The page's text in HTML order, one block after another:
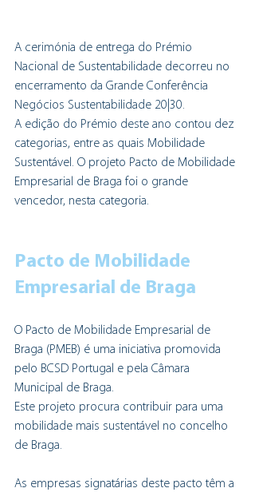
A cerimónia de entrega do Prémio
Nacional de Sustentabilidade decorreu no
encerramento da Grande Conferência
Negócios Sustentabilidade 20|30.
A edição do Prémio deste ano contou dez
categorias, entre as quais Mobilidade
Sustentável. O projeto Pacto de Mobilidade
Empresarial de Braga foi o grande
vencedor, nesta categoria.
Pacto de Mobilidade
Empresarial de Braga
O Pacto de Mobilidade Empresarial de
Braga (PMEB) é uma iniciativa promovida
pelo BCSD Portugal e pela Câmara
Municipal de Braga.
Este projeto procura contribuir para uma
mobilidade mais sustentável no concelho
de Braga.
As empresas signatárias deste pacto têm a